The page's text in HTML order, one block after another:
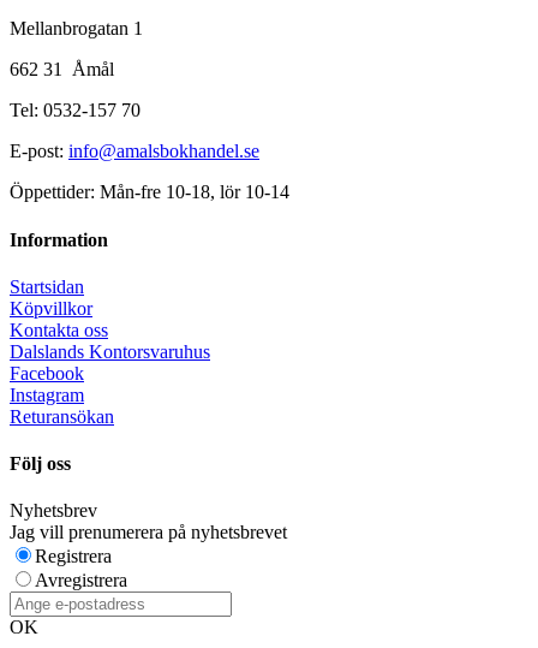
Mellanbrogatan 1
662 31 Åmål
Tel: 0532-157 70
E-post: info@amalsbokhandel.se
Öppettider: Mån-fre 10-18, lör 10-14
Information
Startsidan
Köpvillkor
Kontakta oss
Dalslands Kontorsvaruhus
Facebook
Instagram
Returansökan
Följ oss
Nyhetsbrev
Jag vill prenumerera på nyhetsbrevet
Registrera
Avregistrera
OK